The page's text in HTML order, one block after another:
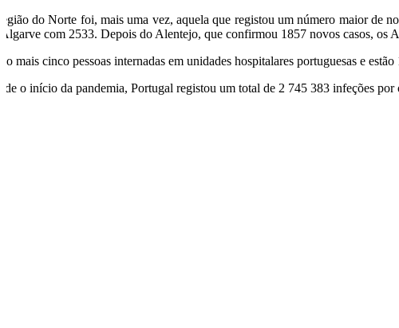
do Norte foi, mais uma vez, aquela que registou um número maior de
com 2533. Depois do Alentejo, que confirmou 1857 novos casos, os
mais cinco pessoas internadas em unidades hospitalares portuguesas e
o início da pandemia, Portugal registou um total de 2 745 383 infeções